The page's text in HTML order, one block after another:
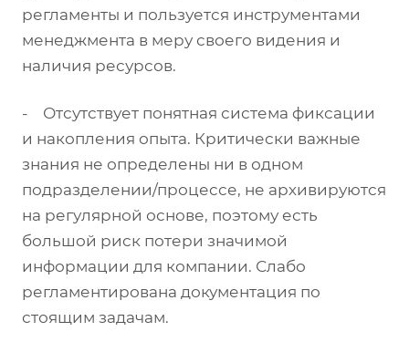
регламенты и пользуется инструментами
менеджмента в меру своего видения и
наличия ресурсов.
- Отсутствует понятная система фиксации
и накопления опыта. Критически важные
знания не определены ни в одном
подразделении/процессе, не архивируются
на регулярной основе, поэтому есть
большой риск потери значимой
информации для компании. Слабо
регламентирована документация по
стоящим задачам.